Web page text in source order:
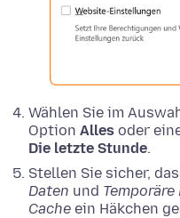
Wählen Sie im
Option Alles oder
Die letzte Stunde.
Stellen Sie sicher,
Daten und
Cache ein Häkchen